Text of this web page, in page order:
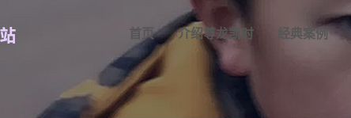
首页 介绍尊龙凯时 经典案例